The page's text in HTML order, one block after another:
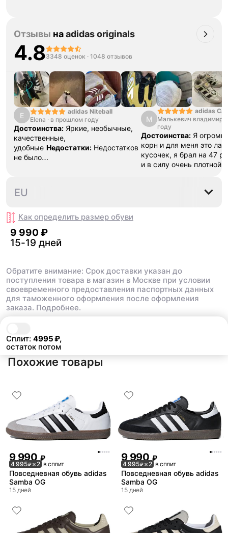
Сплит: 4995₽,
остаток потом
Отзывы наadidas originals
4.83348 оценок · 1048 отзывов
E
adidas Niteball
Elena · в прошлом году
Достоинства: Яркие, необычные,
качественные,
удобные Недостатки: Недостатков
не было
М
adidas
Малькевич владимир
году
Достоинства: Я
корн и для меня это
кусочек, я брал на 47
и в силу очень плотной
все в коробке .Это38
EU
Как определить размер обуви
9 990 ₽
15-19 дней
Обратите внимание: Срок доставки указан до
поступления товара в магазин в Москве при условии
своевременного предоставления паспортных данных
для таможенного оформления после оформления
заказа. Подробнее.
Похожие товары
9 990 ₽
4 995₽× 2 в сплит
Повседневная обувь adidas
Samba OG
15 дней
9 990 ₽
4 995₽× 2 в сплит
Повседневная обувь adidas
Samba OG
15 дней